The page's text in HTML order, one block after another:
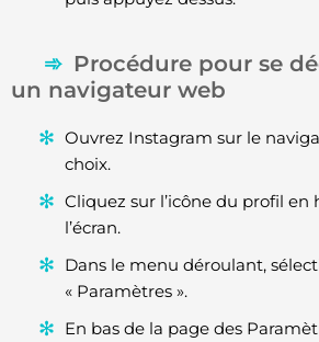
Procédure pour se
un navigateur web
Ouvrez Instagram sur le
choix.
Cliquez sur l’icône du profil
l’écran.
Dans le menu déroulant,
« Paramètres ».
En bas de la page des